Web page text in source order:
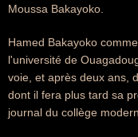
Moussa Bakayoko.
Hamed Bakayoko
l'université de
voie, et après deux ans,
dont il fera plus tard sa
journal du collège